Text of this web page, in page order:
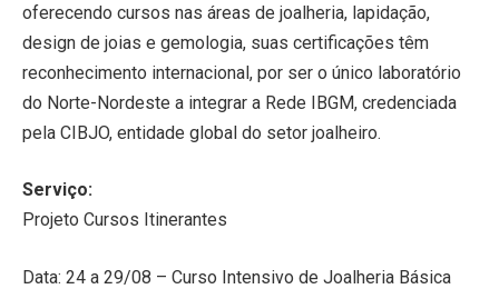
oferecendo cursos nas áreas de joalheria, lapidação,
design de joias e gemologia, suas certificações têm
reconhecimento internacional, por ser o único laboratório
do Norte-Nordeste a integrar a Rede IBGM, credenciada
pela CIBJO, entidade global do setor joalheiro.
Serviço:
Projeto Cursos Itinerantes
Data: 24 a 29/08 – Curso Intensivo de Joalheria Básica